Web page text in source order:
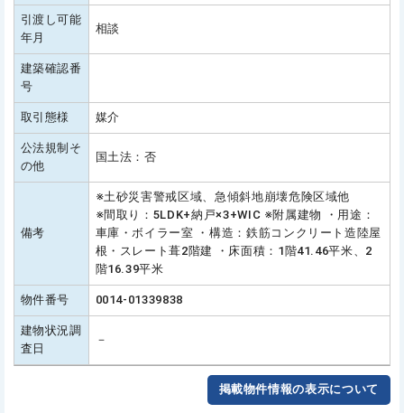
引渡し可能
年月
相談
建築確認番
号
取引態様 媒介
公法規制そ
の他
国土法：否
備考
※土砂災害警戒区域、急傾斜地崩壊危険区域他
※間取り：5LDK+納戸×3+WIC ※附属建物 ・用途：
車庫・ボイラー室 ・構造：鉄筋コンクリート造陸屋
根・スレート葺2階建 ・床面積：1階41.46平米、2
階16.39平米
物件番号 0014-01339838
建物状況調
査日
－
掲載物件情報の表示について